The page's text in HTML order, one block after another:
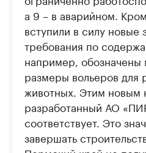
а 9 – в аварийном.
вступили в силу новые
требования по
например, обозначены
размеры вольеров для
животных. Этим новым
разработанный АО
соответствует. Это
завершать